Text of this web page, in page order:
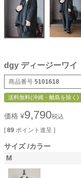
dgy ディージー
商品番号 5101618
送料無料(沖縄・離島を除く)
価格 ¥9,790税込
[ 89 ポイント進呈 ]
サイズ カラー
M